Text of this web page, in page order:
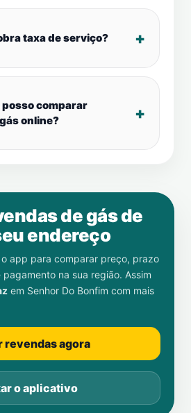
taxa de serviço?
posso comparar
online?
de gás de
endereço
app para comparar preço, prazo
na sua região. Assim
em Senhor Do Bonfim com mais
revendas agora
o aplicativo